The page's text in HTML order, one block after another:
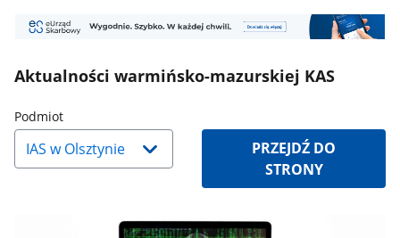
Baner
Aktualności warmińsko-mazurskiej KAS
PodmiotNaciśnij
strzałkę
w
dół,
odpowiednią
PRZEJDŹ DO
STRONY